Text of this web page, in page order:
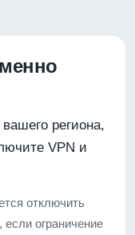
региона,
VPN и
отключить
ограничение